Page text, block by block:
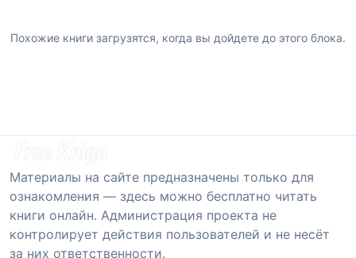
Похожие книги загрузятся, когда вы дойдете до этого блока.
Материалы на сайте предназначены только для
ознакомления — здесь можно бесплатно читать
книги онлайн. Администрация проекта не
контролирует действия пользователей и не несёт
за них ответственности.